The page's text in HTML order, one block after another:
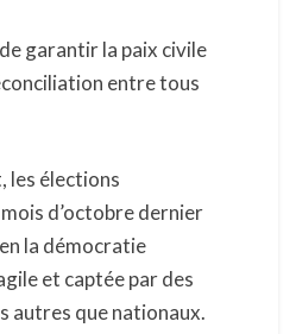
garantir la paix civile
entre tous
les élections
d’octobre dernier
la démocratie
et captée par des
autres que nationaux.